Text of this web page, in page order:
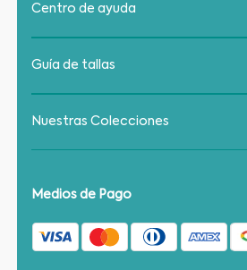
Centro de ayuda
Guía de tallas
Nuestras Colecciones
Medios de Pago